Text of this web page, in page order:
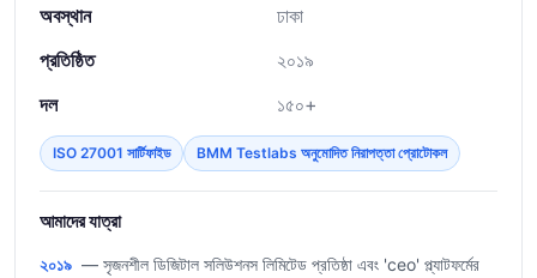
অবস্থান
ঢাকা
প্রতিষ্ঠিত
২০১৯
দল
১৫০+
ISO 27001 সার্টিফাইড BMM Testlabs অনুমোদিত নিরাপত্তা প্রোটোকল
আমাদের যাত্রা
২০১৯ — সৃজনশীল ডিজিটাল সলিউশনস লিমিটেড প্রতিষ্ঠা এবং 'ceo' প্ল্যাটফর্মের